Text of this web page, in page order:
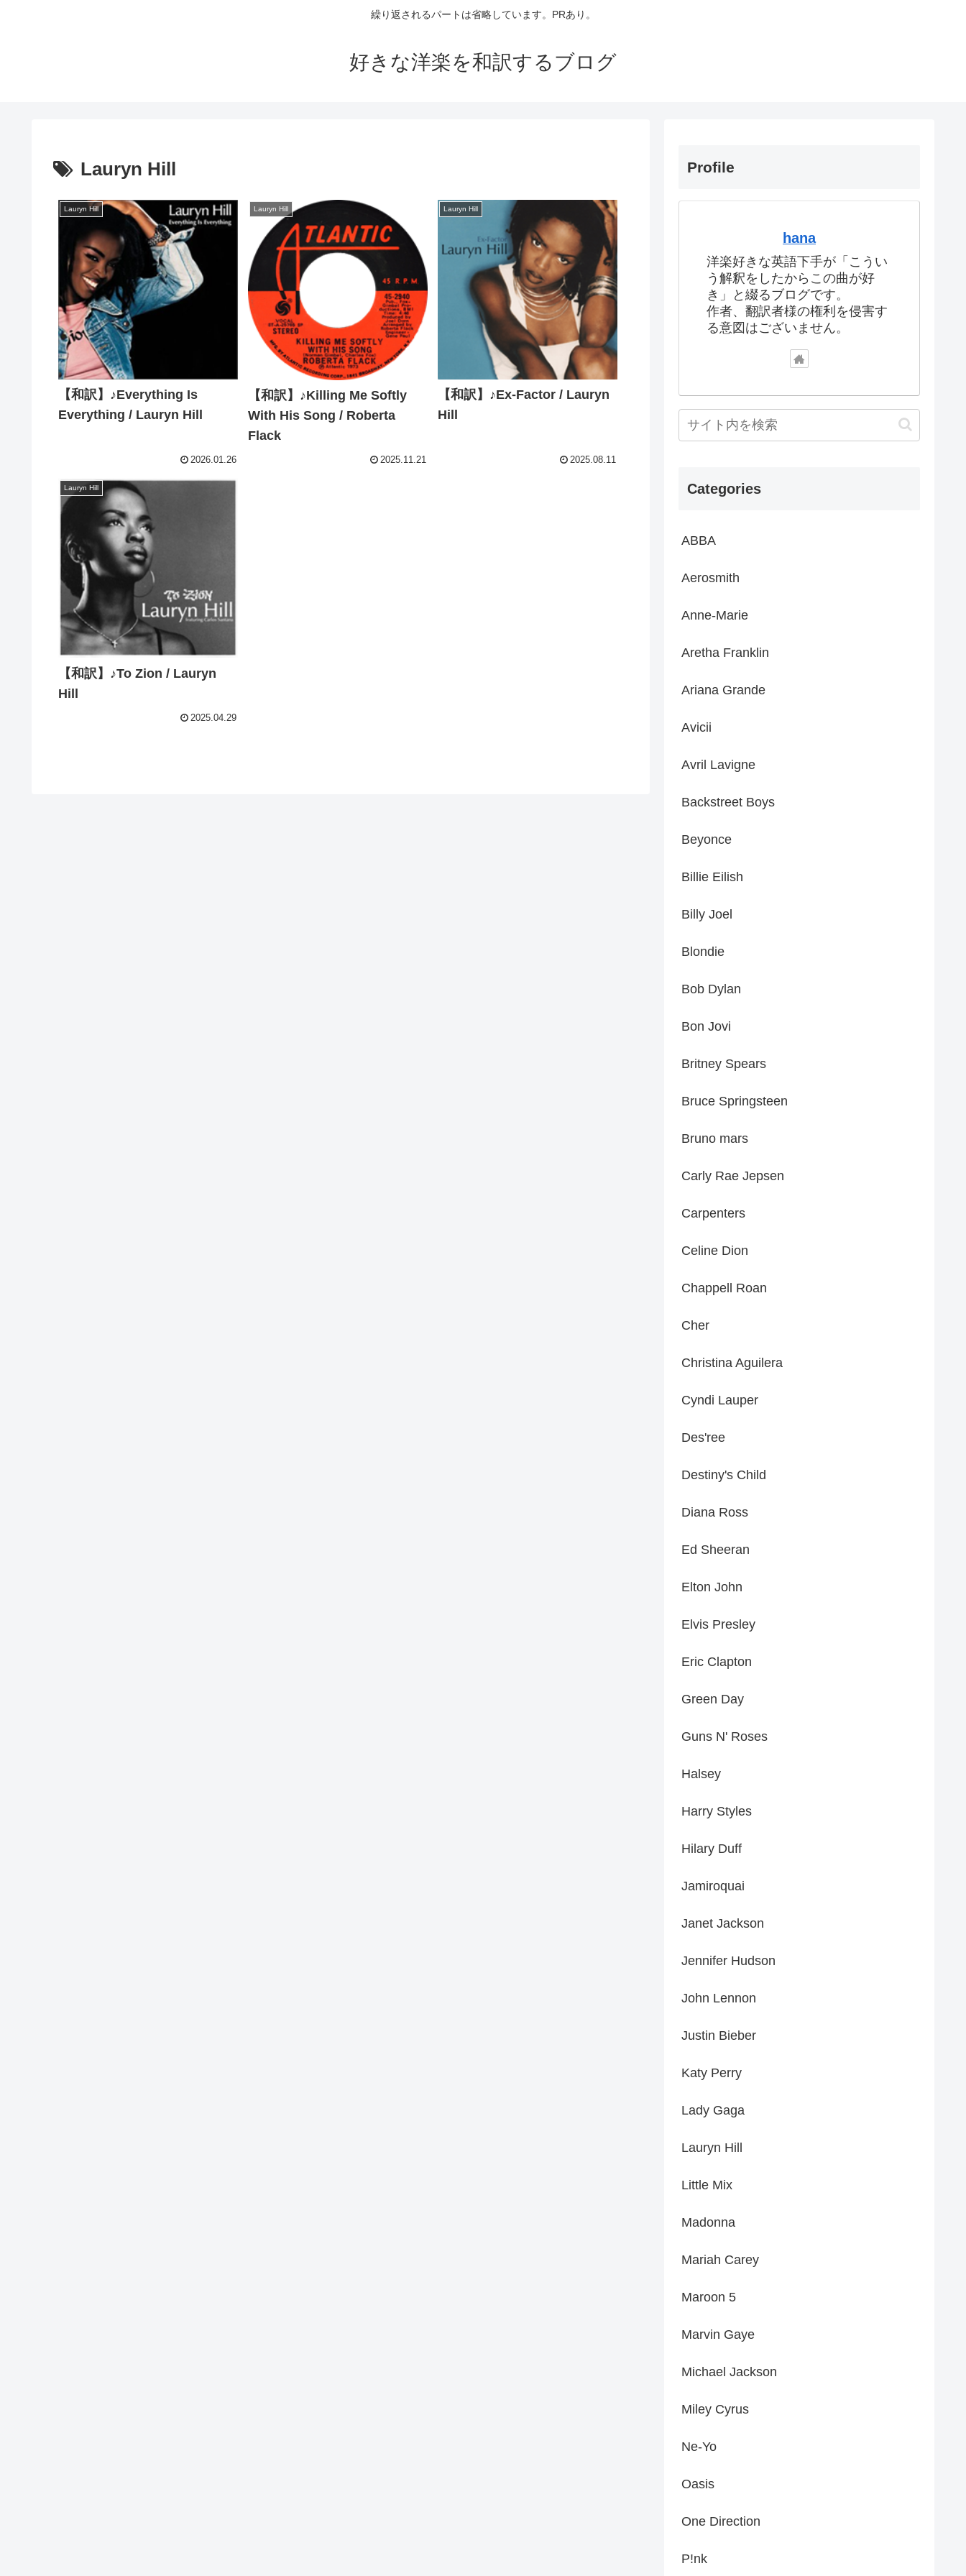
繰り返されるパートは省略しています。PRあり。
好きな洋楽を和訳するブログ
Lauryn Hill
Lauryn Hill
【和訳】♪Everything Is
Everything / Lauryn Hill
2026.01.26
Lauryn Hill
【和訳】♪Killing Me Softly
With His Song / Roberta
Flack
2025.11.21
Lauryn Hill
【和訳】♪Ex-Factor / Lauryn
Hill
2025.08.11
Lauryn Hill
【和訳】♪To Zion / Lauryn
Hill
2025.04.29
Profile
hana
洋楽好きな英語下手が「こうい
う解釈をしたからこの曲が好
き」と綴るブログです。
作者、翻訳者様の権利を侵害す
る意図はございません。
Categories
ABBA
Aerosmith
Anne-Marie
Aretha Franklin
Ariana Grande
Avicii
Avril Lavigne
Backstreet Boys
Beyonce
Billie Eilish
Billy Joel
Blondie
Bob Dylan
Bon Jovi
Britney Spears
Bruce Springsteen
Bruno mars
Carly Rae Jepsen
Carpenters
Celine Dion
Chappell Roan
Cher
Christina Aguilera
Cyndi Lauper
Des'ree
Destiny's Child
Diana Ross
Ed Sheeran
Elton John
Elvis Presley
Eric Clapton
Green Day
Guns N' Roses
Halsey
Harry Styles
Hilary Duff
Jamiroquai
Janet Jackson
Jennifer Hudson
John Lennon
Justin Bieber
Katy Perry
Lady Gaga
Lauryn Hill
Little Mix
Madonna
Mariah Carey
Maroon 5
Marvin Gaye
Michael Jackson
Miley Cyrus
Ne-Yo
Oasis
One Direction
P!nk